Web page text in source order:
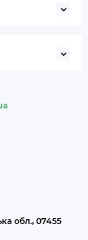
обл., 07455